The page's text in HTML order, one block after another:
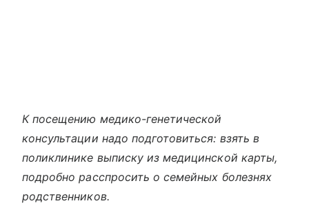
К посещению медико-генетической
консультации надо подготовиться: взять в
поликлинике выписку из медицинской карты,
подробно расспросить о семейных болезнях
родственников.